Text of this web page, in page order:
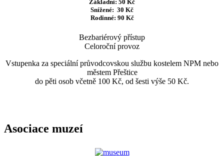
Základní: 50 Kč
Snížené: 30 Kč
Rodinné: 90 Kč
Bezbariérový přístup
Celoroční provoz
Vstupenka za speciální průvodcovskou službu kostelem NPM nebo
městem Přeštice
do pěti osob včetně 100 Kč, od šesti výše 50 Kč.
Asociace muzeí